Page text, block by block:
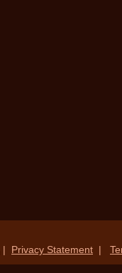
| Privacy Statement |